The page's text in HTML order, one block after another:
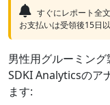
すぐにレポート全
お支払いは受領後15日
男性用グルーミング
SDKI Analyticsのア
ます: